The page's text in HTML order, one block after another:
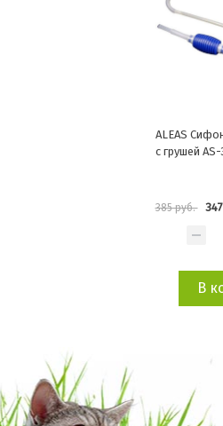
ALEAS
с грушей AS-
385 руб.
В